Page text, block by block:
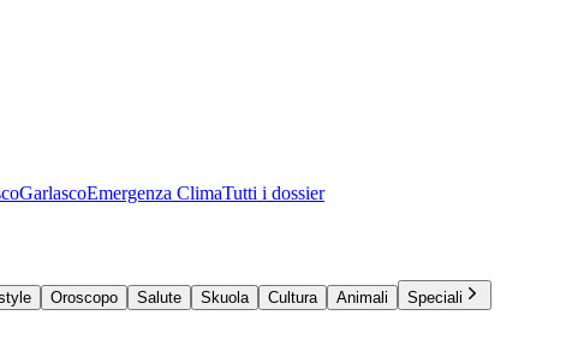
GarlascoEmergenza ClimaTutti i dossier
Oroscopo Salute Skuola Cultura Animali
Speciali